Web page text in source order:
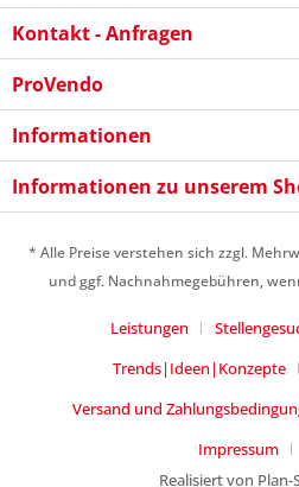
Kontakt - Anfragen
ProVendo
Informationen
Informationen zu unserem
* Alle Preise verstehen sich zzgl.
und ggf. Nachnahmegebühren,
Leistungen
Trends|Ideen|Konzepte
Versand und
Impressum
Realisiert von